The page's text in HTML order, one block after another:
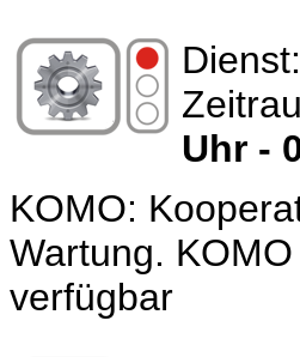
Uhr -
KOMO:
Wartung.
verfügbar